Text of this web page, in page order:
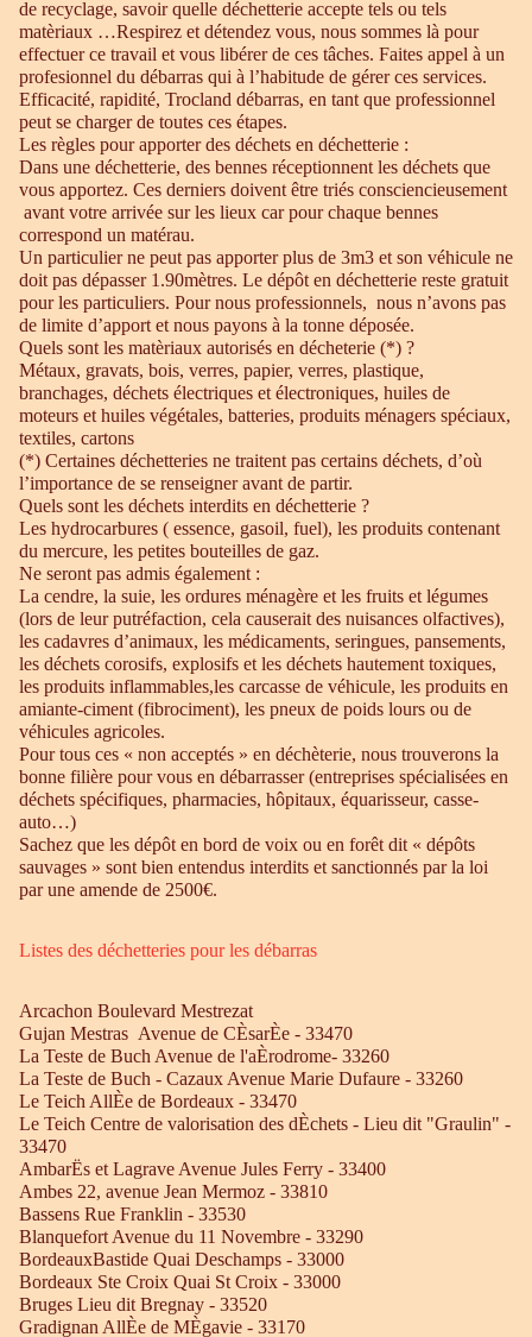
de recyclage, savoir quelle déchetterie accepte tels ou tels
matèriaux …Respirez et détendez vous, nous sommes là pour
effectuer ce travail et vous libérer de ces tâches. Faites appel à un
profesionnel du débarras qui à l’habitude de gérer ces services.
Efficacité, rapidité, Trocland débarras, en tant que professionnel
peut se charger de toutes ces étapes.
Les règles pour apporter des déchets en déchetterie :
Dans une déchetterie, des bennes réceptionnent les déchets que
vous apportez. Ces derniers doivent être triés consciencieusement
avant votre arrivée sur les lieux car pour chaque bennes
correspond un matérau.
Un particulier ne peut pas apporter plus de 3m3 et son véhicule ne
doit pas dépasser 1.90mètres. Le dépôt en déchetterie reste gratuit
pour les particuliers. Pour nous professionnels, nous n’avons pas
de limite d’apport et nous payons à la tonne déposée.
Quels sont les matèriaux autorisés en décheterie (*) ?
Métaux, gravats, bois, verres, papier, verres, plastique,
branchages, déchets électriques et électroniques, huiles de
moteurs et huiles végétales, batteries, produits ménagers spéciaux,
textiles, cartons
(*) Certaines déchetteries ne traitent pas certains déchets, d’où
l’importance de se renseigner avant de partir.
Quels sont les déchets interdits en déchetterie ?
Les hydrocarbures ( essence, gasoil, fuel), les produits contenant
du mercure, les petites bouteilles de gaz.
Ne seront pas admis également :
La cendre, la suie, les ordures ménagère et les fruits et légumes
(lors de leur putréfaction, cela causerait des nuisances olfactives),
les cadavres d’animaux, les médicaments, seringues, pansements,
les déchets corosifs, explosifs et les déchets hautement toxiques,
les produits inflammables,les carcasse de véhicule, les produits en
amiante-ciment (fibrociment), les pneux de poids lours ou de
véhicules agricoles.
Pour tous ces « non acceptés » en déchèterie, nous trouverons la
bonne filière pour vous en débarrasser (entreprises spécialisées en
déchets spécifiques, pharmacies, hôpitaux, équarisseur, casse-
auto…)
Sachez que les dépôt en bord de voix ou en forêt dit « dépôts
sauvages » sont bien entendus interdits et sanctionnés par la loi
par une amende de 2500€.
Listes des déchetteries pour les débarras
Arcachon Boulevard Mestrezat
Gujan Mestras Avenue de CÈsarÈe - 33470
La Teste de Buch Avenue de l'aÈrodrome- 33260
La Teste de Buch - Cazaux Avenue Marie Dufaure - 33260
Le Teich AllÈe de Bordeaux - 33470
Le Teich Centre de valorisation des dÈchets - Lieu dit "Graulin" -
33470
AmbarËs et Lagrave Avenue Jules Ferry - 33400
Ambes 22, avenue Jean Mermoz - 33810
Bassens Rue Franklin - 33530
Blanquefort Avenue du 11 Novembre - 33290
BordeauxBastide Quai Deschamps - 33000
Bordeaux Ste Croix Quai St Croix - 33000
Bruges Lieu dit Bregnay - 33520
Gradignan AllÈe de MÈgavie - 33170